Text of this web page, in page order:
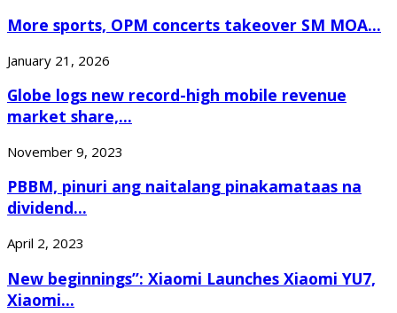
More sports, OPM concerts takeover SM MOA...
January 21, 2026
Globe logs new record-high mobile revenue
market share,...
November 9, 2023
PBBM, pinuri ang naitalang pinakamataas na
dividend...
April 2, 2023
New beginnings”: Xiaomi Launches Xiaomi YU7,
Xiaomi...